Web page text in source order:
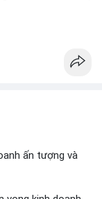
bình so với các
bị thanh
có thể bị ảnh
ấn tượng và